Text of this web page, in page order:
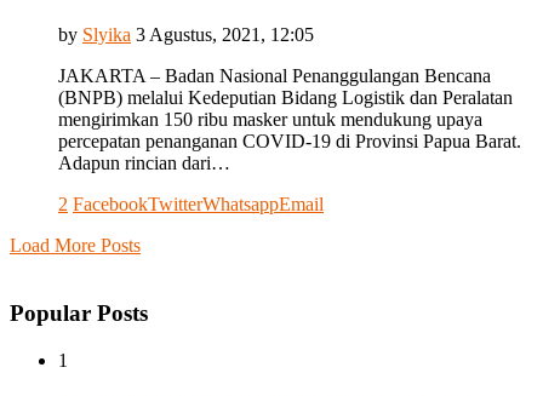
by Slyika 3 Agustus, 2021, 12:05
JAKARTA – Badan Nasional Penanggulangan Bencana
(BNPB) melalui Kedeputian Bidang Logistik dan Peralatan
mengirimkan 150 ribu masker untuk mendukung upaya
percepatan penanganan COVID-19 di Provinsi Papua Barat.
Adapun rincian dari…
2 FacebookTwitterWhatsappEmail
Load More Posts
Popular Posts
1